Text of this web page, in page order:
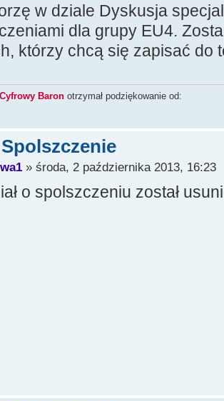
w dziale Dyskusja
dla grupy EU4.
którzy chcą się zapisać do
Cyfrowy Baron otrzymał podziękowanie od:
» środa, 2 października 2013, 16:23
o spolszczeniu został